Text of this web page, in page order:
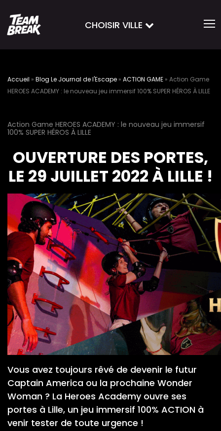
CHOISIR VILLE
Accueil » Blog Le Journal de l'Escape » ACTION GAME » Action Game
HEROES ACADEMY : le nouveau jeu immersif 100% SUPER HÉROS À LILLE
Action Game HEROES ACADEMY : le nouveau jeu immersif
100% SUPER HÉROS À LILLE
OUVERTURE DES PORTES,
LE 29 JUILLET 2022 À LILLE !
Vous avez toujours rêvé de devenir le futur
Captain America ou la prochaine Wonder
Woman ? La Heroes Academy ouvre ses
portes à Lille, un jeu immersif 100% ACTION à
venir tester de toute urgence !